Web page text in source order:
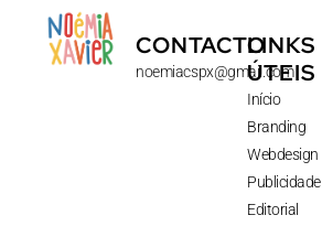
CONTACTO
noemiacspx@gmail.com
LINKS
ÚTEIS
Início
Branding
Webdesign
Publicidade
Editorial